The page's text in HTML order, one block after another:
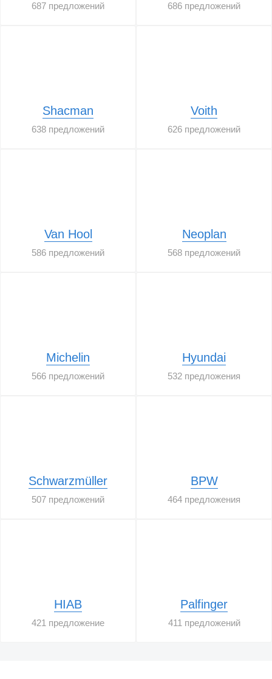
687 предложений 686 предложений
Shacman
638 предложений
Voith
626 предложений
Van Hool
586 предложений
Neoplan
568 предложений
Michelin
566 предложений
Hyundai
532 предложения
Schwarzmüller
507 предложений
BPW
464 предложения
HIAB
421 предложение
Palfinger
411 предложений